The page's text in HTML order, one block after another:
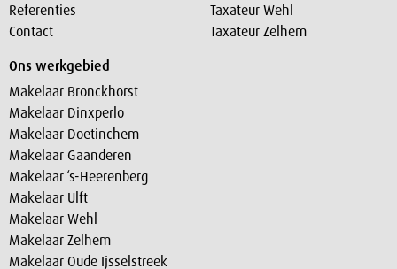
Referenties
Contact
Taxateur Wehl
Taxateur Zelhem
Ons werkgebied
Makelaar Bronckhorst
Makelaar Dinxperlo
Makelaar Doetinchem
Makelaar Gaanderen
Makelaar ‘s-Heerenberg
Makelaar Ulft
Makelaar Wehl
Makelaar Zelhem
Makelaar Oude Ijsselstreek